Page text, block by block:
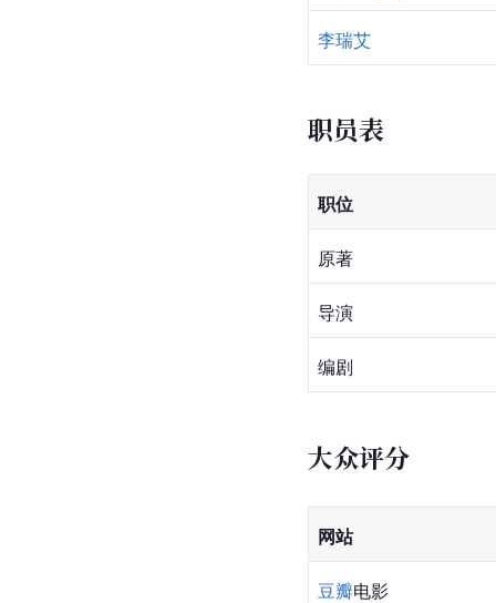
李瑞艾
职员表
职位
原著
导演
编剧
大众评分
网站
豆瓣电影